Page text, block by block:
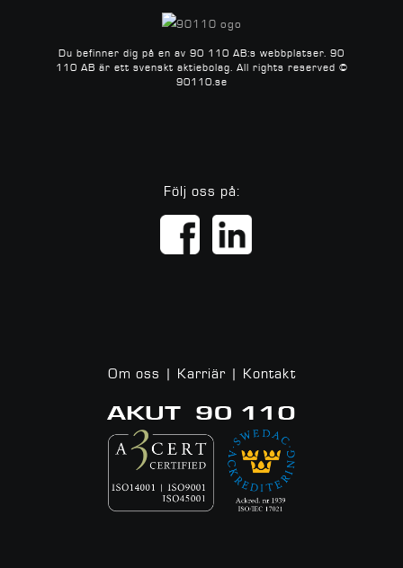
Du befinner dig på en av 90 110 AB:s webbplatser. 90
110 AB är ett svenskt aktiebolag. All rights reserved ©
90110.se
Följ oss på:
Om oss Karriär| Kontakt